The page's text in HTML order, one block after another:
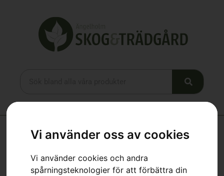
Vi använder oss av cookies
Vi använder cookies och andra
spårningsteknologier för att förbättra din